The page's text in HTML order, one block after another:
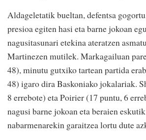
Aldageletatik bueltan, defentsa
presioa egiten hasi eta barne jokoan
nagusitasunari etekina ateratzen
Martinezen mutilek. Markagailuan
48), minutu gutxiko tartean partida
48) igaro dira Baskoniako jokalariak.
8 errebote) eta Poirier (17 puntu, 6
nagusi barne jokoan eta beraien
nabarmenarekin garaitzea lortu dute